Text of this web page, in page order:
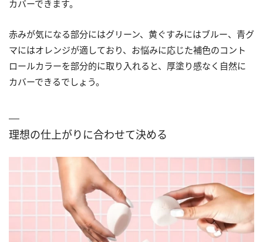
カバーできます。
赤みが気になる部分にはグリーン、黄ぐすみにはブルー、青グ
マにはオレンジが適しており、お悩みに応じた補色のコント
ロールカラーを部分的に取り入れると、厚塗り感なく自然に
カバーできるでしょう。
理想の仕上がりに合わせて決める